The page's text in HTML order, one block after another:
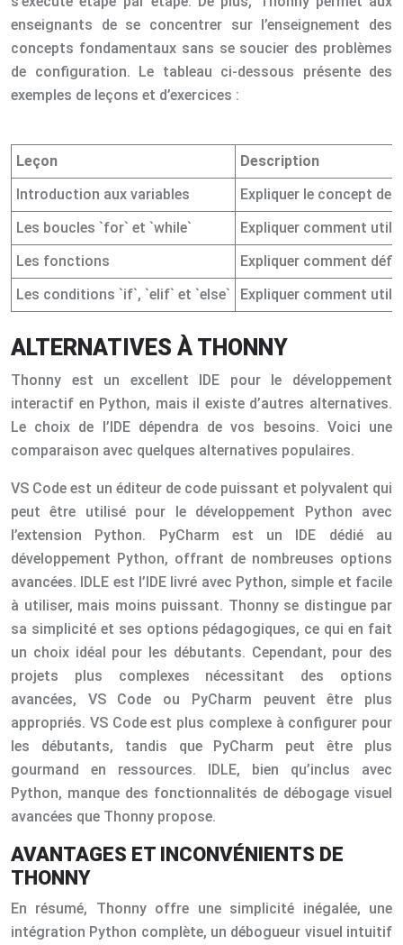
enseignants de se concentrer sur l’enseignement des
concepts fondamentaux sans se soucier des problèmes
de configuration. Le tableau ci-dessous présente des
exemples de leçons et d’exercices :
Leçon
Description
Introduction aux variables
Expliquer le concept de
Les boucles `for` et `while`
Expliquer comment
Les fonctions
Expliquer comment
Les conditions `if`, `elif` et `else`
Expliquer comment
ALTERNATIVES À THONNY
Thonny est un excellent IDE pour le développement
interactif en Python, mais il existe d’autres alternatives.
Le choix de l’IDE dépendra de vos besoins. Voici une
comparaison avec quelques alternatives populaires.
VS Code est un éditeur de code puissant et polyvalent qui
peut être utilisé pour le développement Python avec
l’extension Python. PyCharm est un IDE dédié au
développement Python, offrant de nombreuses options
avancées. IDLE est l’IDE livré avec Python, simple et facile
à utiliser, mais moins puissant. Thonny se distingue par
sa simplicité et ses options pédagogiques, ce qui en fait
un choix idéal pour les débutants. Cependant, pour des
projets plus complexes nécessitant des options
avancées, VS Code ou PyCharm peuvent être plus
appropriés. VS Code est plus complexe à configurer pour
les débutants, tandis que PyCharm peut être plus
gourmand en ressources. IDLE, bien qu’inclus avec
Python, manque des fonctionnalités de débogage visuel
avancées que Thonny propose.
AVANTAGES ET INCONVÉNIENTS DE
THONNY
En résumé, Thonny offre une simplicité inégalée, une
intégration Python complète, un débogueur visuel intuitif